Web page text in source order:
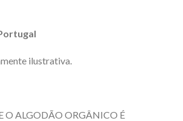
ilustrativa.
O ALGODÃO ORGÂNICO É